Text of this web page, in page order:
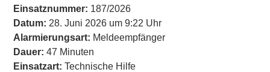
Einsatznummer: 187/2026
Datum: 28. Juni 2026 um 9:22 Uhr
Alarmierungsart: Meldeempfänger
Dauer: 47 Minuten
Einsatzart: Technische Hilfe